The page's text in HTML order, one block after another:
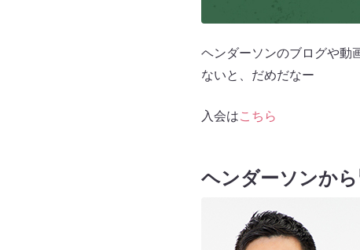
ヘンダーソンのブログや
ないと、だめだなー
入会はこちら
ヘンダーソンか